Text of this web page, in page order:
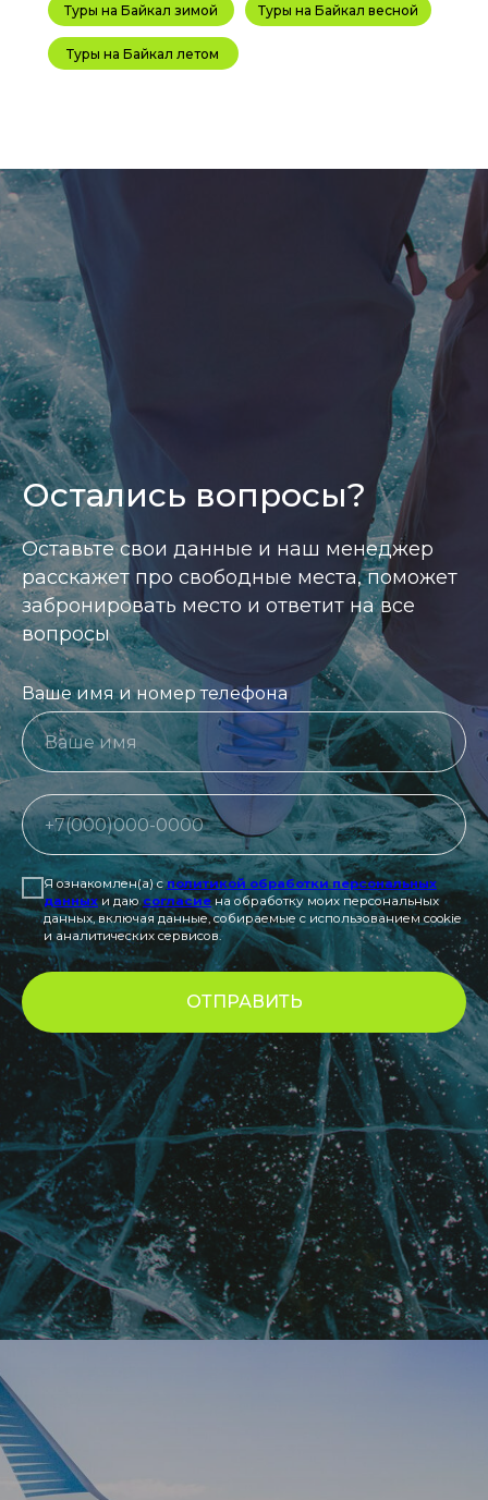
Туры на Байкал зимой Туры на Байкал весной
Туры на Байкал летом
Информация размещенная на сайте носит
Остались вопросы?
Оставьте свои данные и наш менеджер
расскажет про свободные места, поможет
забронировать место и ответит на все
вопросы
Ваше имя и номер телефона
Я ознакомлен(а) сполитикой обработки персональных
данныхи даюсогласиена обработку моих персональных
данных, включая данные, собираемые с использованием cookie
и аналитических сервисов.
ОТПРАВИТЬ